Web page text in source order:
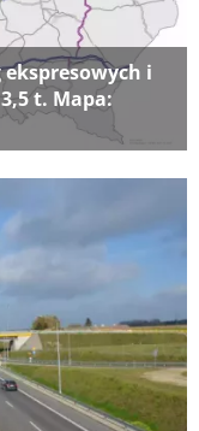
i
t. Mapa: